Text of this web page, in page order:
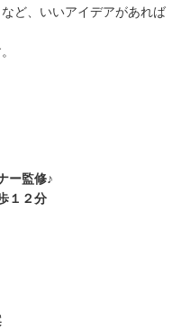
ど、いいアイデアがあれば
ー監修♪
１２分